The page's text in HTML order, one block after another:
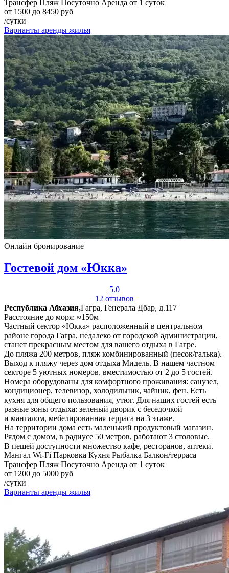
Трансфер Пляж Посуточно Аренда от 1 суток
от 1500 до 8450 руб
/сутки
Варианты аренды жилья
Онлайн бронирование
Гостевой дом «Юкка»
5.0
12 отзывов
Республика Абхазия,Гагра, Генерала Дбар, д.117
Расстояние до моря: ≈150м
Частный сектор «Юкка» расположенный в центральном
районе города Гагра, недалеко от городской администрации,
станет прекрасным местом для вашего отдыха в Гагре.
До пляжа 200 метров, пляж комбинированный (песок/галька).
Выход к пляжу через дом отдыха Мидель. В нашем частном
секторе 5 уютных номеров, вместимостью от 2 до 5 гостей.
Номера оборудованы для комфортного проживания: санузел,
кондиционер, телевизор, холодильник, чайник, фен. Есть
кухня для общего пользования, утюг. Для наших гостей есть
разные зоны отдыха: зеленый дворик с беседочкой
и мангалом, мебелированная терраса на 3 этаже.
На территории дома есть маленький продуктовый магазин.
Рядом с домом, в радиусе 50 метров, работают 3 столовые.
В пешей доступности множество кафе, ресторанов, аптеки.
Мангал Wi-Fi Парковка Кухня Рыбалка Балкон/терраса
Трансфер Пляж Посуточно Аренда от 1 суток
от 1200 до 5000 руб
/сутки
Варианты аренды жилья